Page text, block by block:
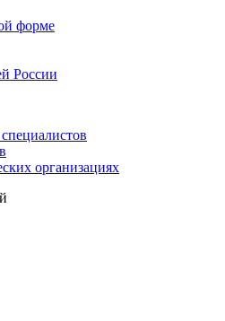
форме
России
организациях